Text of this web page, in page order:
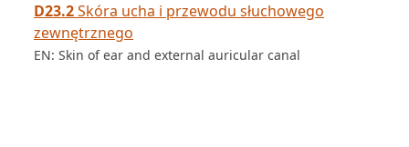
D23.2Skóra ucha i przewodu słuchowego
zewnętrznego
EN: Skin of ear and external auricular canal